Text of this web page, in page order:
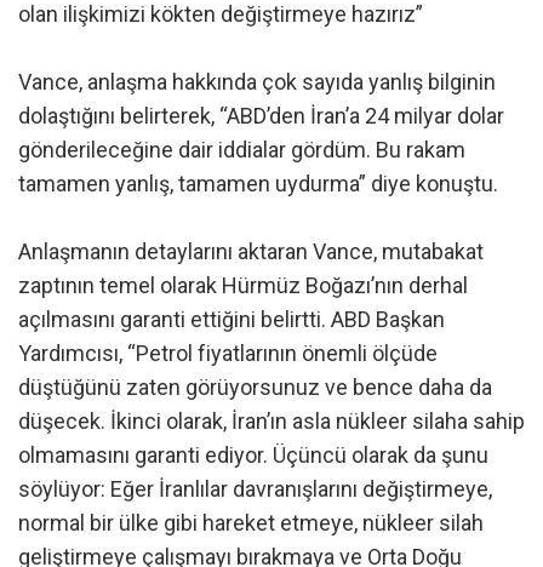
olan ilişkimizi kökten değiştirmeye hazırız”
Vance, anlaşma hakkında çok sayıda yanlış bilginin
dolaştığını belirterek, “ABD’den İran’a 24 milyar dolar
gönderileceğine dair iddialar gördüm. Bu rakam
tamamen yanlış, tamamen uydurma” diye konuştu.
Anlaşmanın detaylarını aktaran Vance, mutabakat
zaptının temel olarak Hürmüz Boğazı’nın derhal
açılmasını garanti ettiğini belirtti. ABD Başkan
Yardımcısı, “Petrol fiyatlarının önemli ölçüde
düştüğünü zaten görüyorsunuz ve bence daha da
düşecek. İkinci olarak, İran’ın asla nükleer silaha sahip
olmamasını garanti ediyor. Üçüncü olarak da şunu
söylüyor: Eğer İranlılar davranışlarını değiştirmeye,
normal bir ülke gibi hareket etmeye, nükleer silah
geliştirmeye çalışmayı bırakmaya ve Orta Doğu